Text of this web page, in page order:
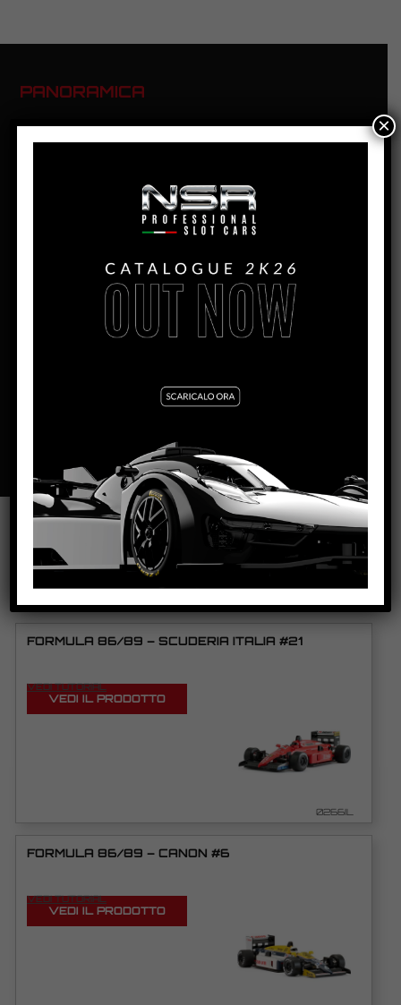
PANORAMICA
FORMULA 86/89 – LEYTON
HOUSE #15 MG 89 LIVERY
2024
King Evo3 21.400 rpm
130mm
WHEELBASE:90mm
REAR AXLE/GUIDE DISTANCE:95mm
BODY WEIGHT: 11g
PRODOTTI CORRELATI
FORMULA 86/89 – SCUDERIA ITALIA #21
VEDI TUTORIAL
VEDI IL PRODOTTO
0266IL
FORMULA 86/89 – CANON #6
VEDI TUTORIAL
VEDI IL PRODOTTO
×